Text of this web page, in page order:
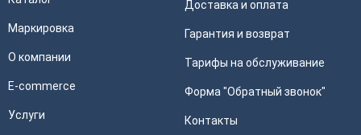
Маркировка
О компании
E-commerce
Услуги
Доставка и оплата
Гарантия и возврат
Тарифы на обслуживание
Форма "Обратный звонок"
Контакты